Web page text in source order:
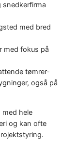
snedkerfirma
med bred
med fokus på
tømrer‑
også på
med hele
og kan ofte